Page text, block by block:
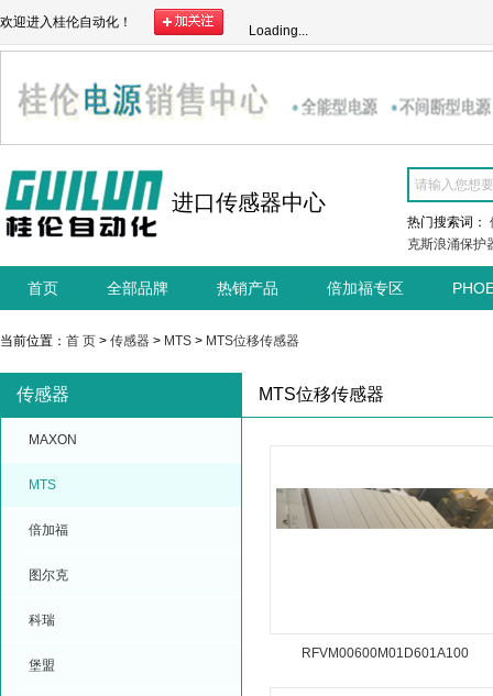
欢迎进入桂伦自动化！
Loading...
进口传感器中心
热门搜索词：
克斯浪涌保护
首页 全部品牌 热销产品 倍加福专区
当前位置： 首 页 > 传感器 > MTS > MTS位移传感器
传感器
MAXON
MTS
倍加福
图尔克
科瑞
堡盟
MTS位移传感器
RFVM00600M01D601A100